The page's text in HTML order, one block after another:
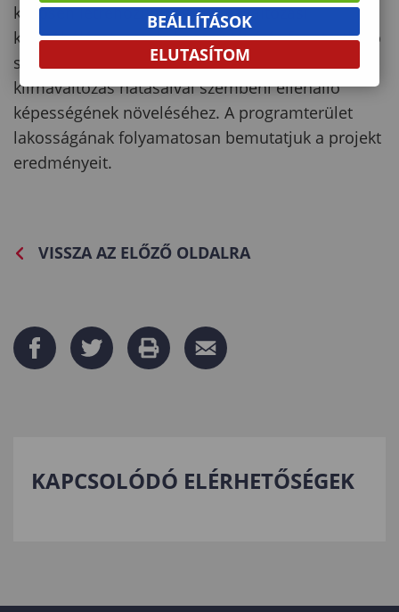
közösen létrehozunk egy klímaváltozási
kutatóhálózat, amely hosszú távú és fenntartható
segítséget kíván nyújtani a programrégió
klímaváltozás hatásaival szembeni ellenálló
képességének növeléséhez. A programterület
lakosságának folyamatosan bemutatjuk a projekt
eredményeit.
VISSZA AZ ELŐZŐ OLDALRA
KAPCSOLÓDÓ ELÉRHETŐSÉGEK
BEÁLLÍTÁSOK
ELUTASÍTOM